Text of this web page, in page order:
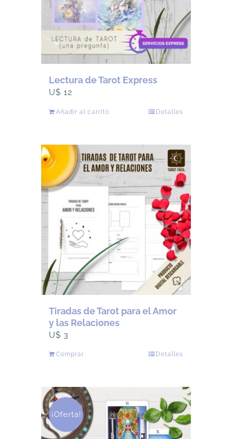
Lectura de Tarot Express
U$12
Añadir al carrito Detalles
Tiradas de Tarot para el Amor
y las Relaciones
U$ 3
Comprar Detalles
¡Oferta!